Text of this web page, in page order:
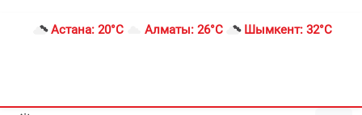
Астана: 20°C Алматы: 26°C Шымкент: 32°C